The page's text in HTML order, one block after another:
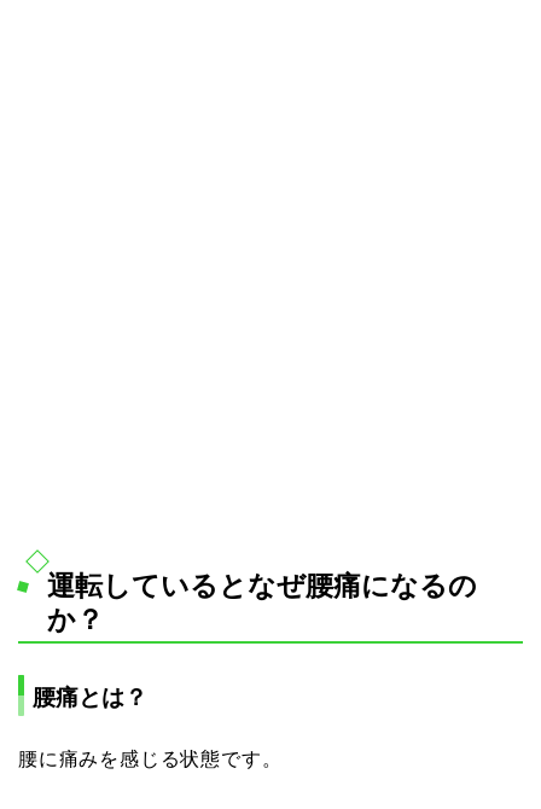
運転しているとなぜ腰痛になるの
か？
腰痛とは？
腰に痛みを感じる状態です。